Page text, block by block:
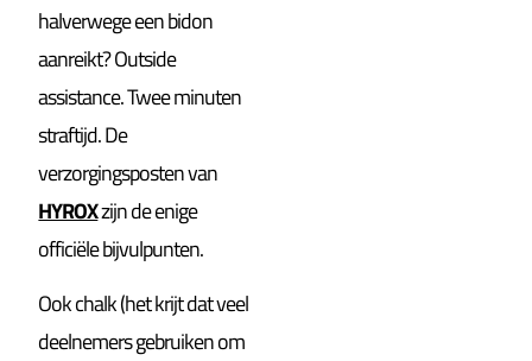
halverwege een bidon
aanreikt? Outside
assistance. Twee minuten
straftijd. De
verzorgingsposten van
HYROXzijn de enige
officiële bijvulpunten.
Ook chalk (het krijt dat veel
deelnemers gebruiken om